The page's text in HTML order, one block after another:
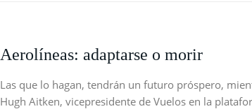
Aerolíneas: adaptarse o morir
Las que lo hagan, tendrán un futuro próspero,
Hugh Aitken, vicepresidente de Vuelos en la